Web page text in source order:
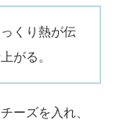
くり熱が伝
がる。
ーズを入れ、